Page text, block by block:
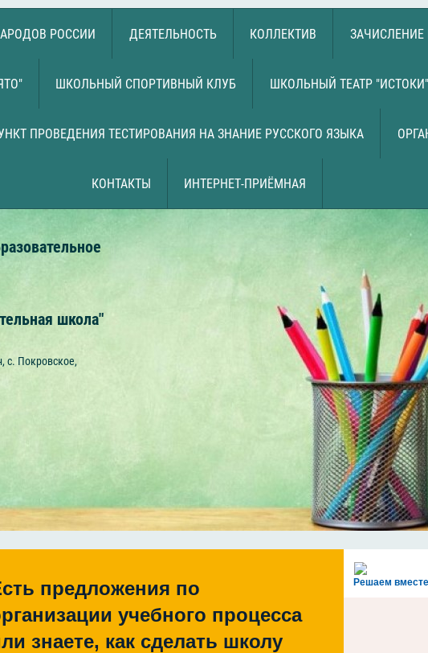
РОССИИ ДЕЯТЕЛЬНОСТЬ КОЛЛЕКТИВ ЗАЧИСЛЕНИЕ
ШКОЛЬНЫЙ СПОРТИВНЫЙ КЛУБ ШКОЛЬНЫЙ ТЕАТР "ИСТОКИ"
ПРОВЕДЕНИЯ ТЕСТИРОВАНИЯ НА ЗНАНИЕ РУССКОГО ЯЗЫКА
КОНТАКТЫ ИНТЕРНЕТ-ПРИЁМНАЯ
школа"
с. Покровское,
Решаем вместе
предложения по
учебного процесса
знаете, как сделать школу